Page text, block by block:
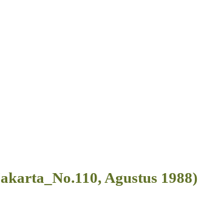
Agustus 1988)